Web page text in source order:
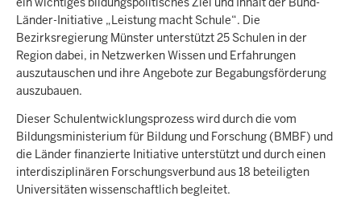
Länder-Initiative „Leistung macht Schule“. Die
Bezirksregierung Münster unterstützt 25 Schulen in der
Region dabei, in Netzwerken Wissen und Erfahrungen
auszutauschen und ihre Angebote zur Begabungsförderung
auszubauen.
Dieser Schulentwicklungsprozess wird durch die vom
Bildungsministerium für Bildung und Forschung (BMBF) und
die Länder finanzierte Initiative unterstützt und durch einen
interdisziplinären Forschungsverbund aus 18 beteiligten
Universitäten wissenschaftlich begleitet.